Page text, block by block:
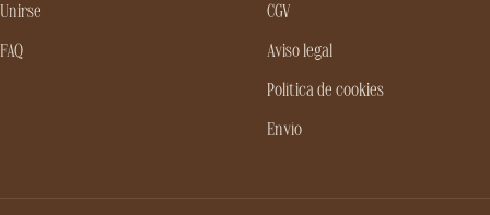
Unirse
FAQ
CGV
Aviso legal
Política de cookies
Envío